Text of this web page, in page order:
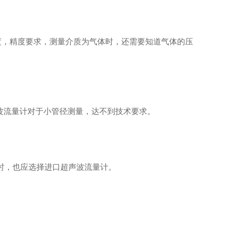
精度要求，测量介质为气体时，还需要知道气体的压
量计对于小管径测量，达不到技术要求。
也应选择进口超声波流量计。